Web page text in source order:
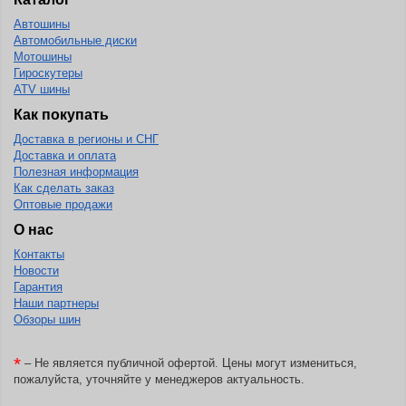
BlackHawk
Blacklion
Boto
Bridgestone
Cachland
Camso
Carlisle
Ceat
Centara
Chaoyang
Comforser
Composit
Автошины
Автомобильные диски
Мотошины
Гироскутеры
ATV шины
Как покупать
Доставка в регионы и СНГ
Доставка и оплата
Полезная информация
Как сделать заказ
Оптовые продажи
О нас
Контакты
Новости
Гарантия
Наши партнеры
Обзоры шин
* – Не является публичной офертой. Цены могут измениться,
пожалуйста, уточняйте у менеджеров актуальность.